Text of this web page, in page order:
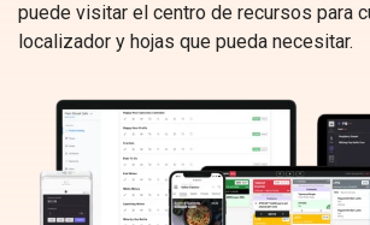
puede visitar el centro de recursos para
localizador y hojas que pueda necesitar.